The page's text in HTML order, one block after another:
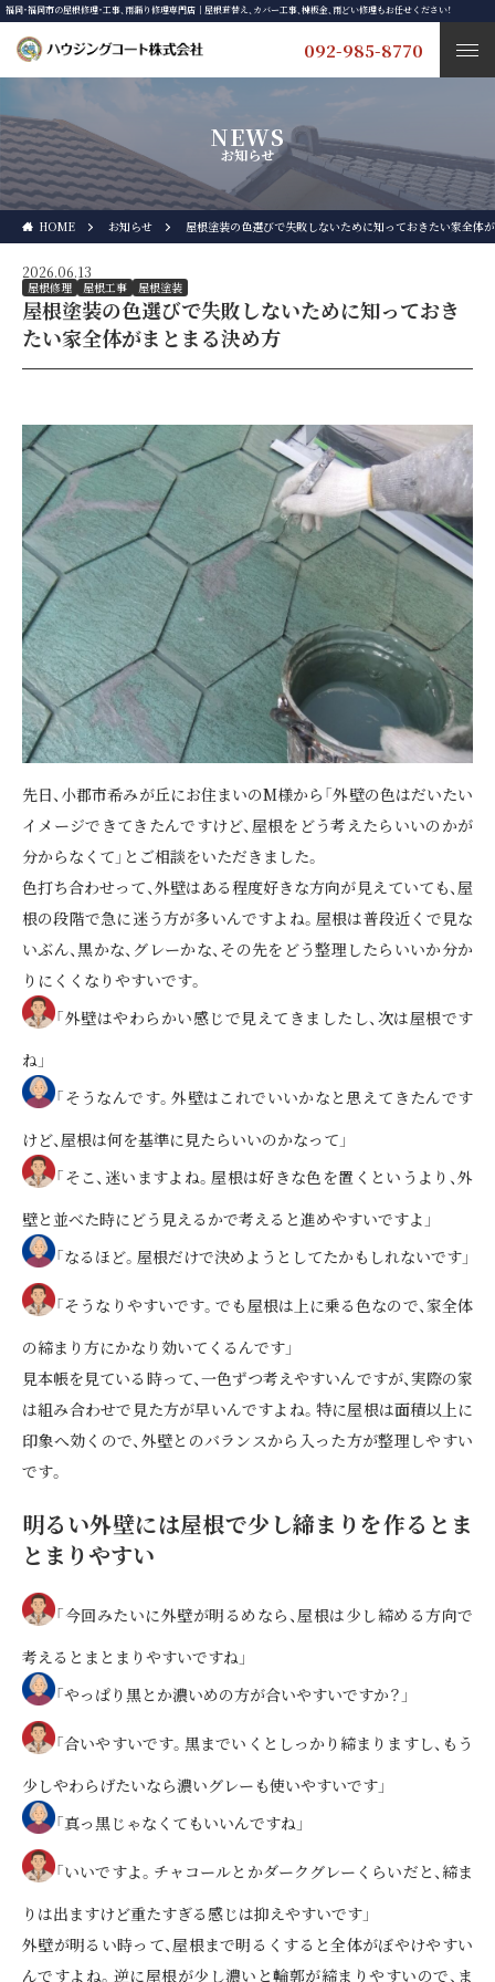
福岡・福岡市の屋根修理・工事、雨漏り修理専門店｜屋根葺替え、カバー工事、棟板金、雨どい修理もお任せください！
092-985-8770
NEWS
お知らせ
HOME お知らせ 屋根塗装の色選びで失敗しないために知っておきたい家全体
2026.06.13
屋根修理 屋根工事 屋根塗装
屋根塗装の色選びで失敗しないために知っておき
たい家全体がまとまる決め方
先日、小郡市希みが丘にお住まいのM様から「外壁の色はだいたい
イメージできてきたんですけど、屋根をどう考えたらいいのかが
分からなくて」とご相談をいただきました。
色打ち合わせって、外壁はある程度好きな方向が見えていても、屋
根の段階で急に迷う方が多いんですよね。屋根は普段近くで見な
いぶん、黒かな、グレーかな、その先をどう整理したらいいか分か
りにくくなりやすいです。
「外壁はやわらかい感じで見えてきましたし、次は屋根です
ね」
「そうなんです。外壁はこれでいいかなと思えてきたんです
けど、屋根は何を基準に見たらいいのかなって」
「そこ、迷いますよね。屋根は好きな色を置くというより、外
壁と並べた時にどう見えるかで考えると進めやすいですよ」
「なるほど。屋根だけで決めようとしてたかもしれないです」
「そうなりやすいです。でも屋根は上に乗る色なので、家全体
の締まり方にかなり効いてくるんです」
見本帳を見ている時って、一色ずつ考えやすいんですが、実際の家
は組み合わせで見た方が早いんですよね。特に屋根は面積以上に
印象へ効くので、外壁とのバランスから入った方が整理しやすい
です。
明るい外壁には屋根で少し締まりを作るとま
とまりやすい
「今回みたいに外壁が明るめなら、屋根は少し締める方向で
考えるとまとまりやすいですね」
「やっぱり黒とか濃いめの方が合いやすいですか？」
「合いやすいです。黒までいくとしっかり締まりますし、もう
少しやわらげたいなら濃いグレーも使いやすいです」
「真っ黒じゃなくてもいいんですね」
「いいですよ。チャコールとかダークグレーくらいだと、締ま
りは出ますけど重たすぎる感じは抑えやすいです」
外壁が明るい時って、屋根まで明るくすると全体がぼやけやすい
んですよね。逆に屋根が少し濃いと輪郭が締まりやすいので、ま